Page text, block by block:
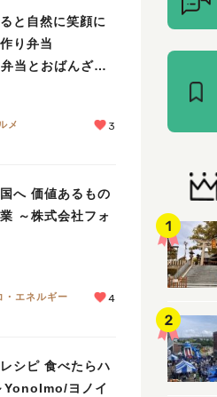
と自然に笑顔に
り弁当
当とおばんざい
メ 3
へ 価値あるもの
～株式会社フォ
・エネルギー 4
シピ 食べたらハ
YonoImo/ヨノイ